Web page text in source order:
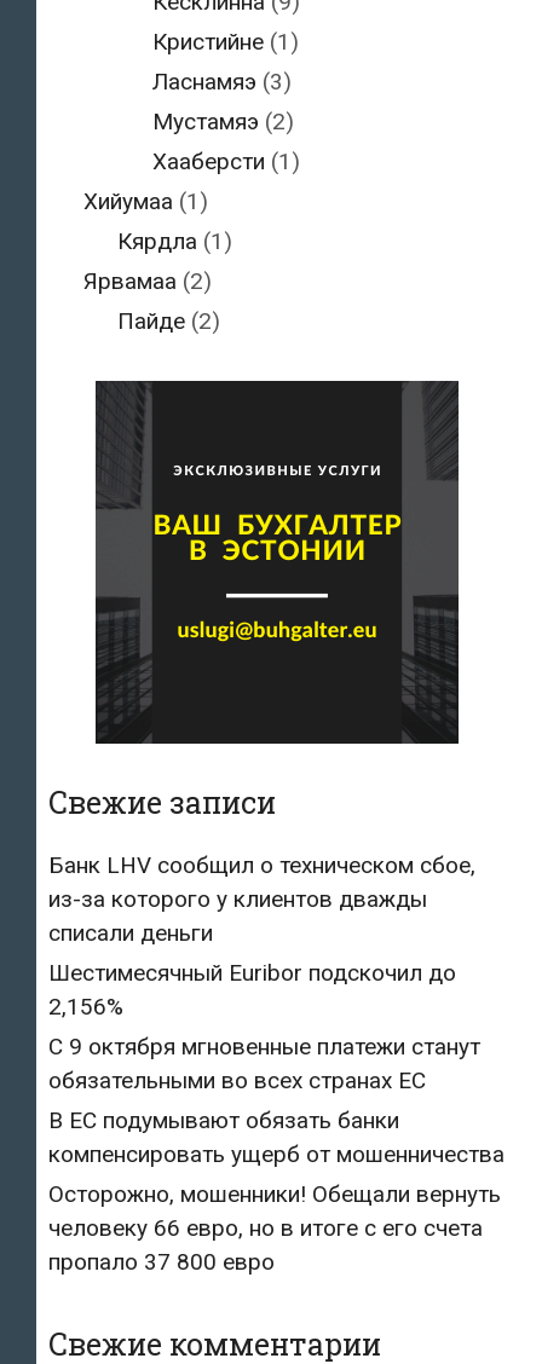
Кристийне(1)
Ласнамяэ (3)
Мустамяэ (2)
Хааберсти (1)
Хийумаа (1)
Кярдла (1)
Ярвамаа (2)
Пайде (2)
Свежие записи
Банк LHV сообщил о техническом сбое,
из-за которого у клиентов дважды
списали деньги
Шестимесячный Euribor подскочил до
2,156%
С 9 октября мгновенные платежи станут
обязательными во всех странах ЕС
В ЕС подумывают обязать банки
компенсировать ущерб от мошенничества
Осторожно, мошенники! Обещали вернуть
человеку 66 евро, но в итоге с его счета
пропало 37 800 евро
Свежие комментарии